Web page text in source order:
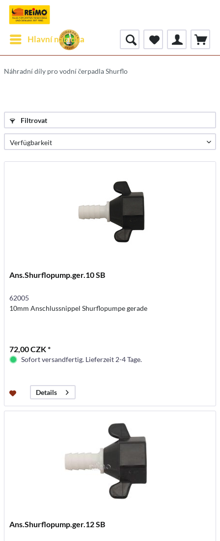
Hlavní nabídka
Náhradní díly pro vodní čerpadla Shurflo
Filtrovat
Ans.Shurflopump.ger.10 SB
62005
10mm Anschlussnippel Shurflopumpe gerade
72,00 CZK *
Sofort versandfertig. Lieferzeit 2-4 Tage.
Details
Ans.Shurflopump.ger.12 SB